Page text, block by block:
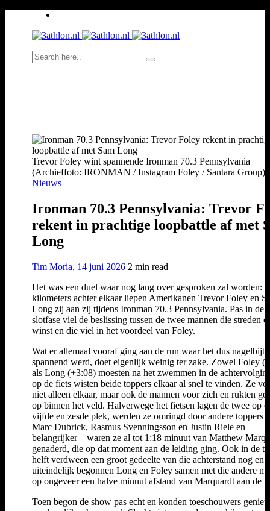
Trevor Foley wint spannende Ironman 70.3 Pennsylvania
(Archieffoto: IRONMAN / Instagram Foley / Santara Group)
Nieuws
Ironman 70.3 Pennsylvania: Trevor
rekent in prachtige loopbattle af met
Long
Tim Moria, 14 juni 2026 2 min read
Het was een duel waar nog lang over gesproken zal worden:
kilometers achter elkaar liepen Amerikanen Trevor Foley en
Long zij aan zij tijdens Ironman 70.3 Pennsylvania. Pas in de
slotfase viel de beslissing tussen de twee mannen die streden
winst en die viel in het voordeel van Foley.
Wat er allemaal vooraf ging aan de run waar het dus
spannend werd, doet eigenlijk weinig ter zake. Zowel Foley
als Long (+3:08) moesten na het zwemmen in de
op de fiets wisten beide toppers elkaar al snel te vinden. Ze
niet alleen elkaar, maar ook de mannen voor zich en rukten
op binnen het veld. Halverwege het fietsen lagen de twee op
vijfde en zesde plek, werden ze omringd door andere toppers
Marc Dubrick, Rasmus Svenningsson en Justin Riele en
belangrijker – waren ze al tot 1:18 minuut van Matthew
genaderd, die op dat moment aan de leiding ging. Ook in de
helft verdween een groot gedeelte van die achterstand nog en
uiteindelijk begonnen Long en Foley samen met die andere
op ongeveer een halve minuut afstand van Marquardt aan de
Toen begon de show pas echt en konden toeschouwers